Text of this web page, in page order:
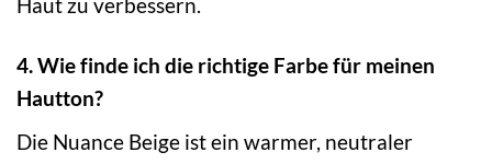
4. Wie finde ich die richtige Farbe für meinen
Hautton?
Die Nuance Beige ist ein warmer, neutraler